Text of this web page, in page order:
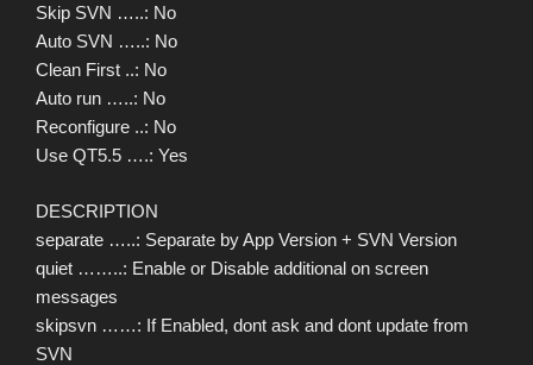
Skip SVN …..: No
Auto SVN …..: No
Clean First ..: No
Auto run …..: No
Reconfigure ..: No
Use QT5.5 ….: Yes
DESCRIPTION
separate …..: Separate by App Version + SVN Version
quiet ……..: Enable or Disable additional on screen
messages
skipsvn ……: If Enabled, dont ask and dont update from
SVN